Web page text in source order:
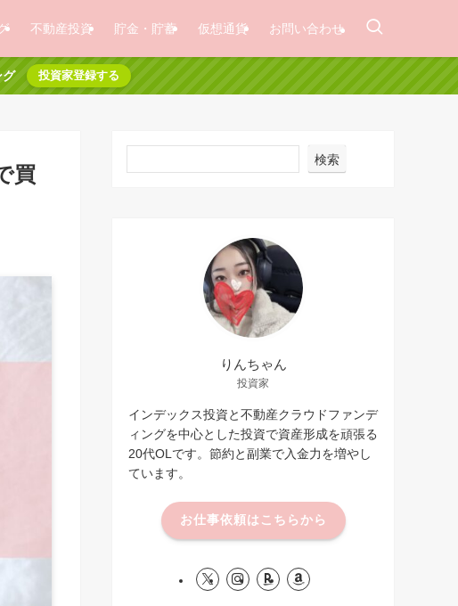
不動産投資 貯金・貯蓄 仮想通貨 お問い合わせ
グ 投資家登録する
買
検索
りんちゃん
投資家
インデックス投資と不動産クラウドファンデ
ィングを中心とした投資で資産形成を頑張る
20代OLです。節約と副業で入金力を増やし
ています。
お仕事依頼はこちらから